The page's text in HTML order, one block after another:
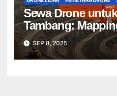
Sewa Drone
Tambang:
Profesional Lebih
SEP 8, 2025